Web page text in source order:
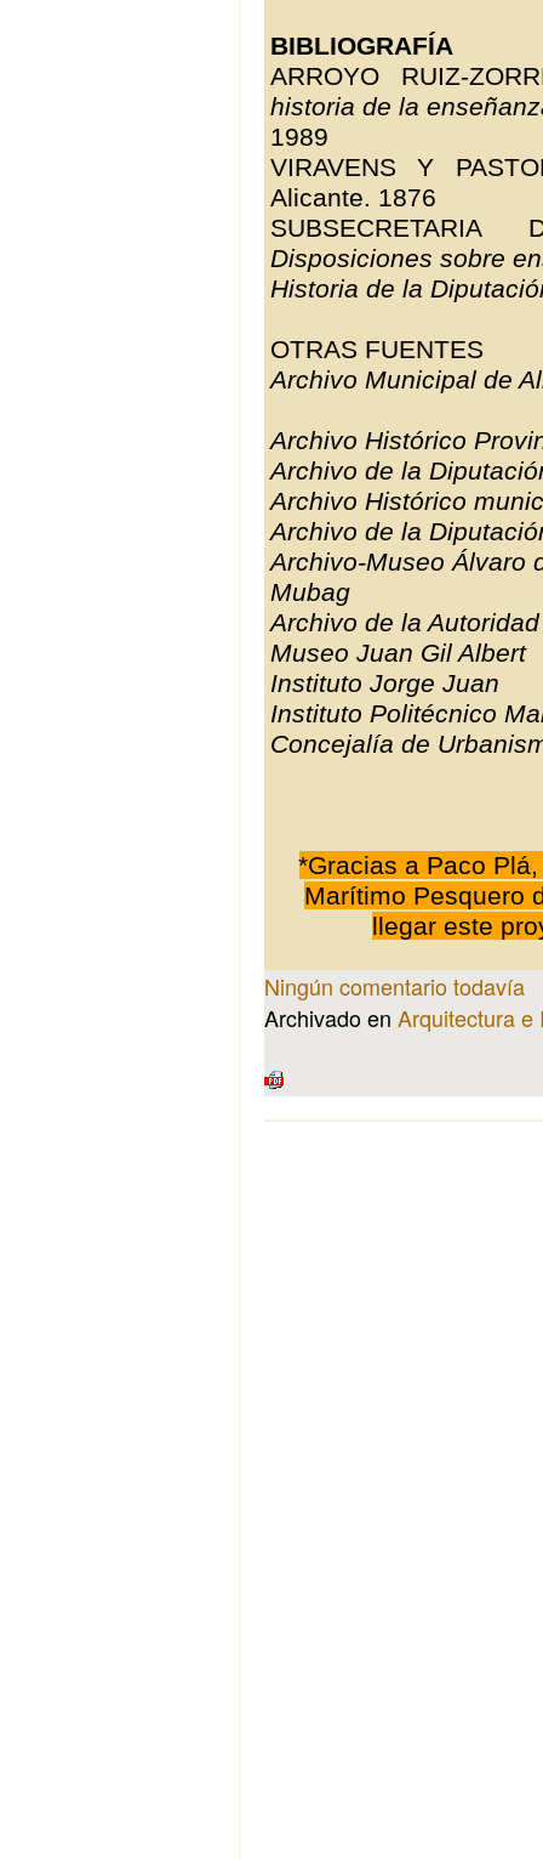
BIBLIOGRAFÍA
ARROYO RUIZ-
historia de la
1989
VIRAVENS Y
Alicante. 1876
Disposiciones sobre
Historia de la
OTRAS FUENTES
Archivo Municipal de
Archivo Histórico
Archivo de la
Archivo Histórico
Archivo de la
Archivo-Museo Álvaro
Mubag
Archivo de la
Museo Juan Gil Albert
Instituto Jorge Juan
Instituto Politécnico
Concejalía de
*Gracias a Paco
Marítimo Pesquero
llegar este
Ningún comentario todavía
Archivado en Arquitectura e